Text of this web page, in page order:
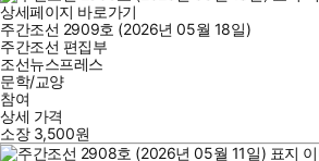
상세페이지 바로가기
주간조선 2909호 (2026년 05월 18일)
주간조선 편집부
조선뉴스프레스
문학/교양
참여
상세 가격
소장 3,500원